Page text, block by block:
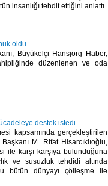
insanlığı tehdit ettiğini anlattı.​
oldu
Büyükelçi Hansjörg Haber,
düzenlenen ve oda
destek istedi
kapsamında gerçekleştirilen
M. Rifat Hisarcıklıoğlu,
ile karşı karşıya bulunduğuna
ve susuzluk tehdidi altında
bütün dünyayı çölleşme ile